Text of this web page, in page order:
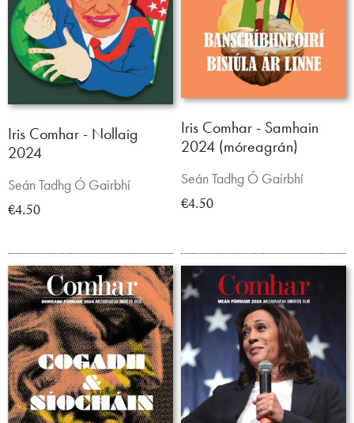
Iris Comhar - Nollaig
2024
Seán Tadhg Ó Gairbhí
€4.50
Iris Comhar - Samhain
2024 (móreagrán)
Seán Tadhg Ó Gairbhí
€4.50